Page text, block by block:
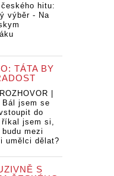
hitu:
výběr - Na
TÁTA BY
|
Bál jsem se
do
jsem si,
mezi
umělci dělat?
S